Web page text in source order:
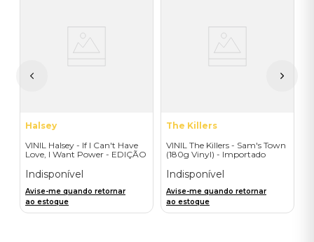
Halsey
VINIL Halsey - If I Can't Have
Love, I Want Power - EDIÇÃO
TRANSPARENT ORANGE
Indisponível
Avise-me quando retornar
ao estoque
The Killers
VINIL The Killers - Sam's Town
(180g Vinyl) - Importado
Indisponível
Avise-me quando retornar
ao estoque